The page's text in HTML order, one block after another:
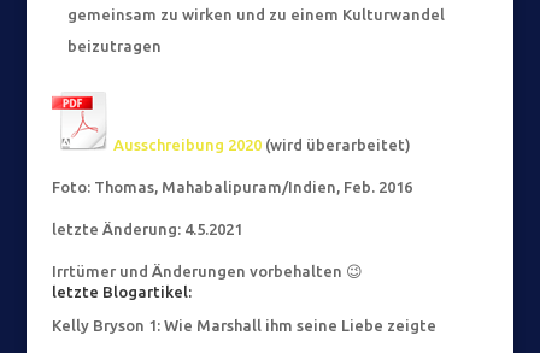
gemeinsam zu wirken und zu einem Kulturwandel
beizutragen
Ausschreibung 2020(wird überarbeitet)
Foto: Thomas, Mahabalipuram/Indien, Feb. 2016
letzte Änderung: 4.5.2021
Irrtümer und Änderungen vorbehalten 😉
letzte Blogartikel:
Kelly Bryson 1: Wie Marshall ihm seine Liebe zeigte